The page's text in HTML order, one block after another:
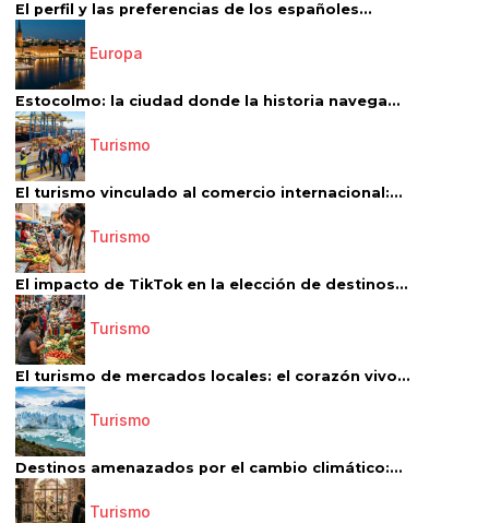
El perfil y las preferencias de los españoles...
Europa
Estocolmo: la ciudad donde la historia navega...
Turismo
El turismo vinculado al comercio internacional:...
Turismo
El impacto de TikTok en la elección de destinos...
Turismo
El turismo de mercados locales: el corazón vivo...
Turismo
Destinos amenazados por el cambio climático:...
Turismo